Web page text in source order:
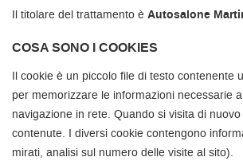
ASSISTENZA
CONTATTI
Il titolare del trattamento è Autosalone
COSA SONO I COOKIES
Il cookie è un piccolo file di testo
per memorizzare le informazioni necessarie
navigazione in rete. Quando si visita di
contenute. I diversi cookie contengono
mirati, analisi sul numero delle visite al sito).